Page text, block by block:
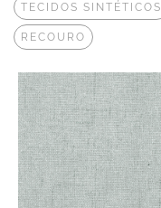
TECIDOS SINTÉTICOS
RECOURO